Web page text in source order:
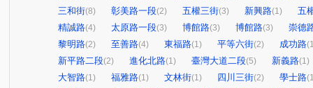
三和街(8) 彰美路一段(2) 五權三街(3) 新興路(1)
五
精誠路(4) 太原路一段(3) 博館路(3) 博館路(3)
崇德
黎明路(2) 至善路(4) 東福路(1) 平等六街(2) 成功路
新平路二段(2) 進化北路(1) 臺灣大道二段(5) 新義路(1)
大智路(1) 福雅路(1) 文林街(1) 四川三街(2) 學士路